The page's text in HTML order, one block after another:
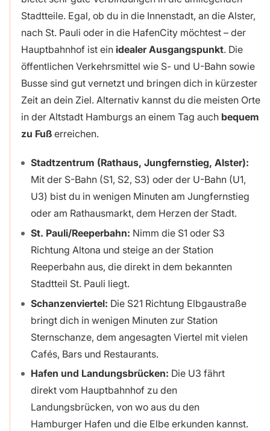
Stadtteile. Egal, ob du in die Innenstadt, an die Alster,
nach St. Pauli oder in die HafenCity möchtest – der
Hauptbahnhof ist ein idealer Ausgangspunkt. Die
öffentlichen Verkehrsmittel wie S- und U-Bahn sowie
Busse sind gut vernetzt und bringen dich in kürzester
Zeit an dein Ziel. Alternativ kannst du die meisten Orte
in der Altstadt Hamburgs an einem Tag auch bequem
zu Fußerreichen.
Stadtzentrum (Rathaus, Jungfernstieg, Alster):
Mit der S-Bahn (S1, S2, S3) oder der U-Bahn (U1,
U3) bist du in wenigen Minuten am Jungfernstieg
oder am Rathausmarkt, dem Herzen der Stadt.
St. Pauli/Reeperbahn: Nimm die S1 oder S3
Richtung Altona und steige an der Station
Reeperbahn aus, die direkt in dem bekannten
Stadtteil St. Pauli liegt.
Schanzenviertel: Die S21 Richtung Elbgaustraße
bringt dich in wenigen Minuten zur Station
Sternschanze, dem angesagten Viertel mit vielen
Cafés, Bars und Restaurants.
Hafen und Landungsbrücken: Die U3 fährt
direkt vom Hauptbahnhof zu den
Landungsbrücken, von wo aus du den
Hamburger Hafen und die Elbe erkunden kannst.